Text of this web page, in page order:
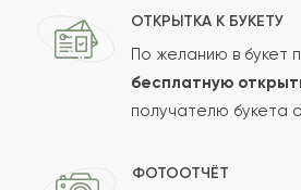
Ваш e-mail
Отзыв
ОТКРЫТКА К БУКЕТУ
По желанию в букет
бесплатную
получателю букета
ФОТООТЧЁТ